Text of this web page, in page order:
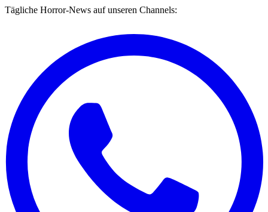
Tägliche Horror-News auf unseren Channels: